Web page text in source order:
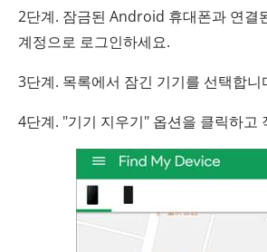
2단계. 잠금된 Android 휴대폰과 연결
계정으로 로그인하세요.
3단계. 목록에서 잠긴 기기를 선택합니
4단계. "기기 지우기" 옵션을 클릭하고